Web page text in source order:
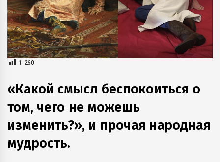
1 260
«Какой смысл беспокоиться о
том, чего не можешь
изменить?», и прочая народная
мудрость.